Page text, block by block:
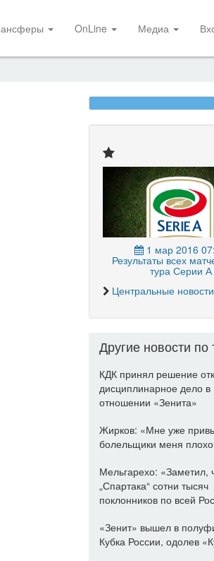
OnLine Медиа
1 мар 2016
Результаты всех
тура Серии А
Центральные новости
Другие новости по
КДК принял решение
дисциплинарное дело в
отношении «Зенита»
Жирков: «Мне уже
болельщики меня
Мельгарехо: «Заметил,
„Спартака“ сотни тысяч
поклонников по всей
«Зенит» вышел в
Кубка России, одолев